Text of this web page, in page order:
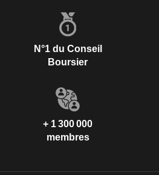
N°1 du Conseil
Boursier
+ 1 300 000
membres